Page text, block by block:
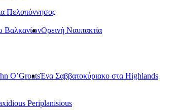
Πελοπόννησος
ΒαλκανίωνΟρεινή Ναυπακτία
O’GroatsΈνα Σαββατοκύριακο στα Highlands
Periplanisious